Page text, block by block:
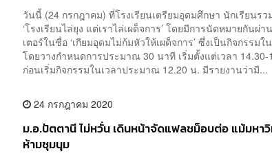
วันนี้ (24 กรกฎาคม) ที่โรงเรียนเตรียมอุดมศึกษา นักเรียนรว
‘โรงเรียนไล่ยุง แต่เราไล่เผด็จการ’ โดยมีการนัดหมายกันผ่
เตอร์ในชื่อ ‘เกียมอุดมไม่ก้มหัวให้เผด็จการ’ ซึ่งเป็นกิจกรรม
โดยวางกำหนดการประมาณ 30 นาที เริ่มตั้งแต่เวลา
ก่อนเริ่มกิจกรรมในเวลาประมาณ 12.20 น. มีรายงานว่ามี...
24 กรกฎาคม 2020
ม.อ.ปัตตานี ไม่หวั่น เดินหน้าจัดแฟลชม็อบต่อ แม้มหา
ห้ามชุมนุม